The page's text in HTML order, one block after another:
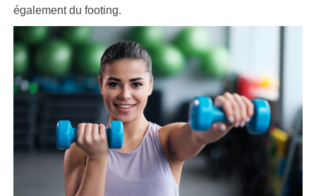
également du footing.